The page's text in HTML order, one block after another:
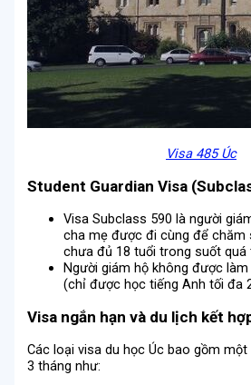
Visa 485 Úc
Student Guardian Visa
Visa Subclass 590 là người
cha mẹ được đi cùng để chăm
chưa đủ 18 tuổi trong suốt quá
Người giám hộ không được
(chỉ được học tiếng Anh tối đa
Visa ngắn hạn và du lịch kết
Các loại visa du học Úc bao gồm
3 tháng như: